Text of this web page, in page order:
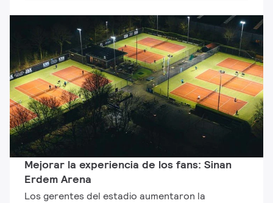
Mejorar la experiencia de los fans: Sinan
Erdem Arena
Los gerentes del estadio aumentaron la